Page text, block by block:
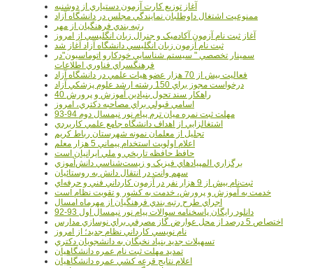
آغاز توزيع کارت آزمون دستياري از دوشنبه
ممنوعيت اشتغال داوطلبان نمايندگي مجلس در دانشگاه آزاد
رتبه بندي فرهنگيان از مهر
آغاز ثبت نام آزمون آکادميک و جنرال زبان انگليسي از امروز
ثبت نام آزمون زبان انگليسي دانشگاه آزاد آغاز شد
سمينار تخصصي " سيستم شناسايي خودکارو اتوماسيون"در
فرهنگسراي فناوري اطلاعات
فعاليت بيش از 70 هزار عضو هيات علمي در دانشگاه آزاد
درخواست مجوز براي 150 رشته ارشد علوم پزشکي آزاد
40 راهکار سند تحول بنيادين آموزش و پرورش
اسامي قبولي براي مصاحبه دکتري، امروز
مهلت ثبت نمره میان ترم پیام نور نیمسال دوم 94-93
اشتغالزايي از اهداف دانشگاه جامع علمي کاربردي
تجليل از معلمان نمونه شهرستان رباط کريم
اعلام اولويت استخدام پيماني 5 هزار معلم
حافظ حافظه تاريخي و ملي ايرانيان است
برگزاري المپيادهاي فيزيک و زيست‌شناسي دانش‌آموزي
سهم وانت در انتقال دانش به روستائيان
ثبت‌نام بيش از 9 هزار نفر در آزمون کارداني فني و حرفه‌اي
خدمت به آموزش و پرورش، خدمت به کشور و تقويت نظام است
اجراي طرح رتبه بندي فرهنگيان از مهرماه امسال
دانلود رایگان پاسخنامه سوالات پیام نور نیمسال اول 93-92
اختصاص 5 درصد از محل عوارض گاز مصرفي براي نوسازي مدارس
نام نويسي کارداني نظام جديد؛ از امروز
تسهيلات جديد بنياد نخبگان به دانشجويان دکتري
تمديد مهلت ثبت نام عمره دانشگاهيان
اعلام نتايج قرعه کشي عمره دانشگاهيان